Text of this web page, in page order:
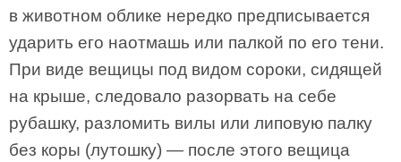
в животном облике нередко предписывается
ударить его наотмашь или палкой по его тени.
При виде вещицы под видом сороки, сидящей
на крыше, следовало разорвать на себе
рубашку, разломить вилы или липовую палку
без коры (лутошку) — после этого вещица